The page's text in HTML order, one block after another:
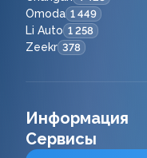
Omoda 1 449
Li Auto 1 258
Zeekr 378
Информация
Сервисы